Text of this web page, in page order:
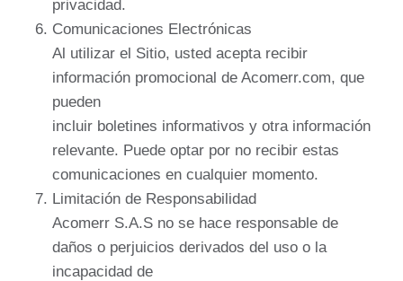
privacidad.
Comunicaciones Electrónicas
Al utilizar el Sitio, usted acepta recibir
información promocional de Acomerr.com, que
pueden
incluir boletines informativos y otra información
relevante. Puede optar por no recibir estas
comunicaciones en cualquier momento.
Limitación de Responsabilidad
Acomerr S.A.S no se hace responsable de
daños o perjuicios derivados del uso o la
incapacidad de